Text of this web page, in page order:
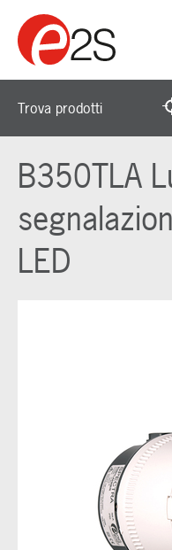
Trova prodotti
B350TLA
LED